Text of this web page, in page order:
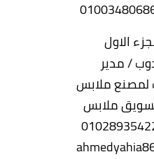
/ مدير
لمصنع ملابس
ملابس